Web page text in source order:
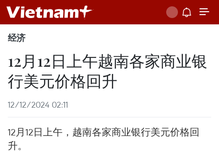
经济
12月12日上午越南各家商业银
行美元价格回升
12/12/2024 02:11
12月12日上午，越南各家商业银行美元价格回
升。